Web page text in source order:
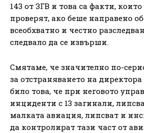
143 от ЗГВ и това са факти,
проверят, ако беше направено
всеобхватно и честно
следвало да се извърши.
Смятаме, че значително по-
за отстраняването на
било това, че при неговото
инциденти с 13 загинали,
малката авиация, липсват и
да контролират тази част от